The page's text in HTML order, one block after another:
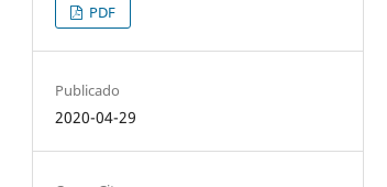
PDF
Publicado
2020-04-29